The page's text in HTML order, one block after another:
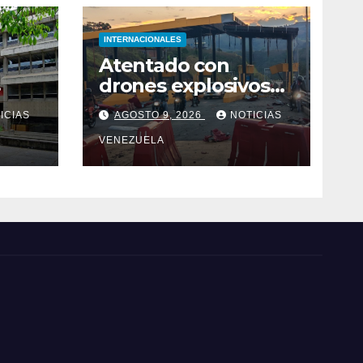
INTERNACIONALES
Atentado con
drones explosivos
en Colombia deja
un policía muerto
AGOSTO 9, 2026 NOTICIAS
VENEZUELA